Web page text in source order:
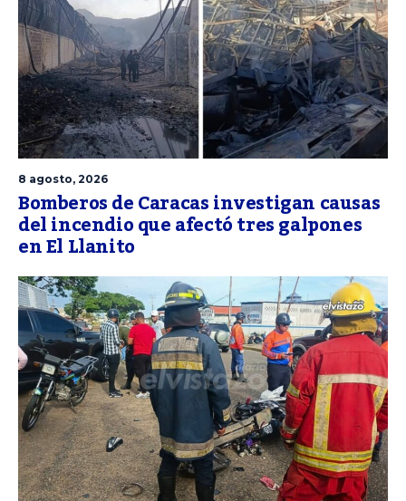
8 agosto, 2026
Bomberos de Caracas investigan causas
del incendio que afectó tres galpones
en El Llanito